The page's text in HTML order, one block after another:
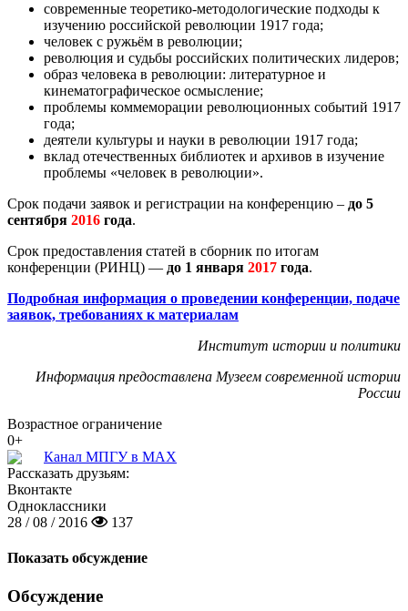
современные теоретико-методологические подходы к
изучению российской революции 1917 года;
человек с ружьём в революции;
революция и судьбы российских политических лидеров;
образ человека в революции: литературное и
кинематографическое осмысление;
проблемы коммеморации революционных событий 1917
года;
деятели культуры и науки в революции 1917 года;
вклад отечественных библиотек и архивов в изучение
проблемы «человек в революции».
Срок подачи заявок и регистрации на конференцию – до 5
сентября 2016 года.
Срок предоставления статей в сборник по итогам
конференции (РИНЦ) — до 1 января 2017 года.
Подробная информация о проведении конференции, подаче
заявок, требованиях к материалам
Институт истории и политики
Информация предоставлена Музеем современной истории
России
Возрастное ограничение
0+
Канал МПГУ в MAX
Рассказать друзьям:
Вконтакте
Одноклассники
28 / 08 / 2016
137
Показать обсуждение
Обсуждение